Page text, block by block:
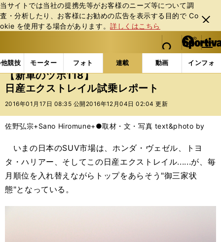
当サイトでは当社の提携先等がお客様のニーズ等について調
査・分析したり、お客様にお勧めの広告を表⽰する⽬的で Co
okie を使⽤する場合があります。詳しくはこちら
閉じ
る
web Sportiva (webスポルティーバ)
検索
マイペ
ー
ジ
メニュ
競技 モーター フォト 連載 動画 インフォ
b
ス
ポ
ル
バ
連載コラム 新車のツボ 【新車のツボ118】日産エ
【新車のツボ118】
日産エクストレイル試乗レポート
2016年01月17日 08:35 公開 2016年12月04日 02:04 更新
佐野弘宗+Sano Hiromune+●取材・文・写真 text&photo by
いまの日本のSUV市場は、ホンダ・ヴェゼル、トヨ
タ・ハリアー、そしてこの日産エクストレイル......が、毎
月順位を入れ替えながらトップをあらそう"御三家状
態"となっている。